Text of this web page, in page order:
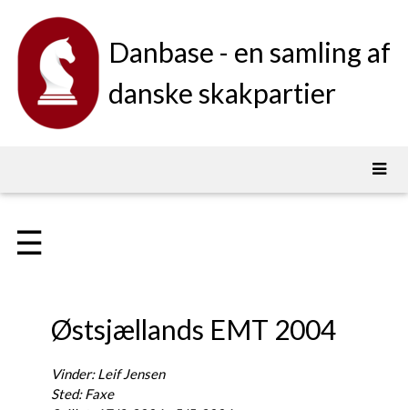
Danbase - en samling af
danske skakpartier
☰
Østsjællands EMT 2004
Vinder: Leif Jensen
Sted: Faxe